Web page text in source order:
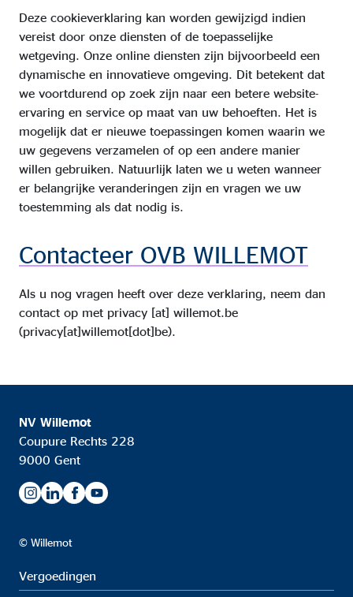
Deze cookieverklaring kan worden gewijzigd indien
vereist door onze diensten of de toepasselijke
wetgeving. Onze online diensten zijn bijvoorbeeld een
dynamische en innovatieve omgeving. Dit betekent dat
we voortdurend op zoek zijn naar een betere website-
ervaring en service op maat van uw behoeften. Het is
mogelijk dat er nieuwe toepassingen komen waarin we
uw gegevens verzamelen of op een andere manier
willen gebruiken. Natuurlijk laten we u weten wanneer
er belangrijke veranderingen zijn en vragen we uw
toestemming als dat nodig is.
Contacteer OVB WILLEMOT
Als u nog vragen heeft over deze verklaring, neem dan
contact op met privacy [at] willemot.be
(privacy[at]willemot[dot]be)
NV Willemot
Coupure Rechts 228
9000 Gent
© Willemot
Vergoedingen